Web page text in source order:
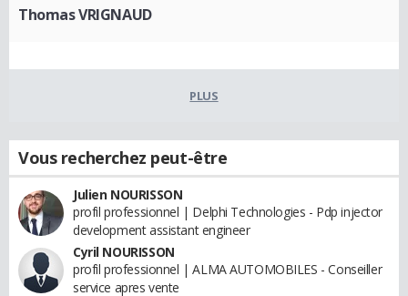
Thomas VRIGNAUD
PLUS
Vous recherchez peut-être
Julien NOURISSON
profil professionnel | Delphi Technologies - Pdp injector
development assistant engineer
Cyril NOURISSON
profil professionnel | ALMA AUTOMOBILES - Conseiller
service apres vente